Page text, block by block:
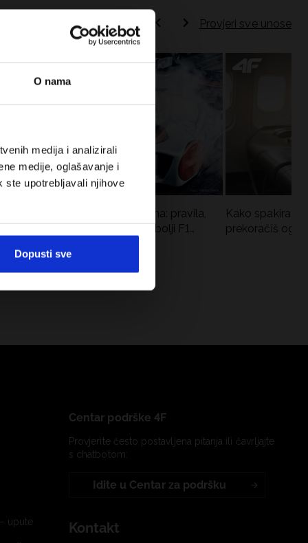
O nama
medija i analizirali
medije, oglašavanje i
ste upotrebljavali njihove
Dopusti sve
Provjeri sve unose
Formula 1 u kratkim hlačama: pravila,
vremena utrka, rekordi i najbolji F1
Kako spakirati
prekoračiš
upute
Centar podrške 4F
Provjerite često postavljena pitanja ili čavrljajte
s chatbotom:
Idite u Centar za podršku
Kontakt